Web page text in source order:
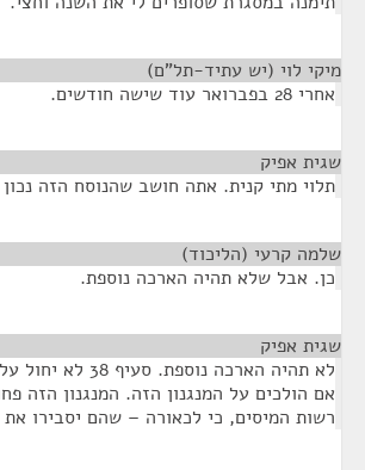
מיקי לוי (יש עתיד-תל"ם)
אחרי 28 בפברואר עוד שישה חודשים.
שגית אפיק
תלוי מתי קנית. אתה חושב שהנוסח הזה נכון
שלמה קרעי (הליכוד)
כן. אבל שלא תהיה הארכה נוספת.
שגית אפיק
לא תהיה הארכה
אם הולכים על המנגנון הזה. המנגנון הזה
רשות המיסים, כי לכאורה – שהם יסבירו